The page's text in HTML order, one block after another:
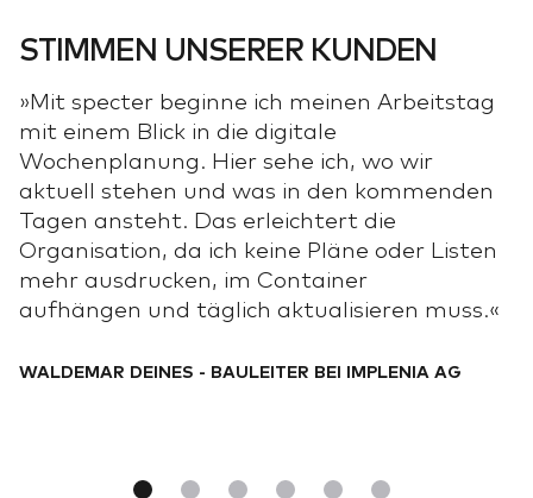
STIMMEN UNSERER KUNDEN
»Mit specter beginne ich meinen Arbeitstag
mit einem Blick in die digitale
Wochenplanung. Hier sehe ich, wo wir
aktuell stehen und was in den kommenden
Tagen ansteht. Das erleichtert die
Organisation, da ich keine Pläne oder Listen
mehr ausdrucken, im Container
aufhängen und täglich aktualisieren muss.«
WALDEMAR DEINES - BAULEITER BEI IMPLENIA AG